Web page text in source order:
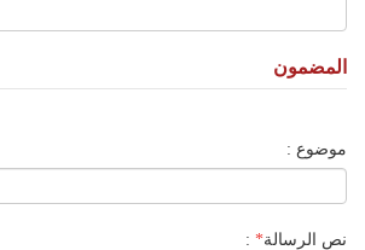
المضمون
موضوع :
نص الرسالة*
: